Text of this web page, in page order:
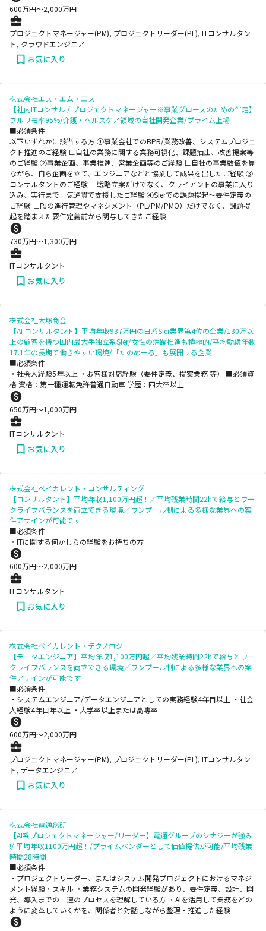
600万円〜2,000万円
プロジェクトマネージャー(PM), プロジェクトリーダー(PL), ITコンサルタン
ト, クラウドエンジニア
お気に入り
株式会社エス・エム・エス
【社内ITコンサル / プロジェクトマネージャー※事業グロースのための伴走】
フルリモ率95%/介護・ヘルスケア領域の自社開発企業/プライム上場
■必須条件
以下いずれかに該当する方 ①事業会社でのBPR/業務改善、システムプロジェ
クト推進のご経験 ∟自社の業務に関する業務可視化、課題抽出、改善提案等
のご経験 ②事業企画、事業推進、営業企画等のご経験 ∟自社の事業数値を見
ながら、自ら企画を立て、エンジニアなどと協業して成果を出したご経験 ③
コンサルタントのご経験 ∟戦略立案だけでなく、クライアントの事業に入り
込み、実行まで一気通貫で支援したご経験 ④SIerでの課題提起～要件定義の
ご経験 ∟PJの進行管理やマネジメント（PL/PM/PMO）だけでなく、課題提
起を踏まえた要件定義前から関与してきたご経験
730万円〜1,300万円
ITコンサルタント
お気に入り
株式会社大塚商会
【AI コンサルタント】平均年収937万円の日系SIer業界第4位の企業/130万以
上の顧客を持つ国内最大手独立系SIer/女性の活躍推進も積極的/平均勤続年数
17.1年の長期で働きやすい環境/「たのめーる」も展開する企業
■必須条件
・社会人経験5年以上 ・お客様対応経験（要件定義、提案業務 等） ■必須資
格 資格：第一種運転免許普通自動車 学歴：四大卒以上
650万円〜1,000万円
ITコンサルタント
お気に入り
株式会社ベイカレント・コンサルティング
【コンサルタント】平均年収1,100万円超！／平均残業時間22hで給与とワー
クライフバランスを両立できる環境／ワンプール制による多様な業界への案
件アサインが可能です
■必須条件
・ITに関する何かしらの経験をお持ちの方
600万円〜2,000万円
ITコンサルタント
お気に入り
株式会社ベイカレント・テクノロジー
【データエンジニア】平均年収1,100万円超／平均残業時間22hで給与とワー
クライフバランスを両立できる環境／ワンプール制による多様な業界への案
件アサインが可能です
■必須条件
・システムエンジニア/データエンジニアとしての実務経験4年目以上 ・社会
人経験4年目年以上 ・大学卒以上または高専卒
600万円〜2,000万円
プロジェクトマネージャー(PM), プロジェクトリーダー(PL), ITコンサルタン
ト, データエンジニア
お気に入り
株式会社電通総研
【AI系プロジェクトマネージャー/リーダー】電通グループのシナジーが強み
!/ 平均年収1100万円超！/プライムベンダーとして価値提供が可能/平均残業
時間28時間
■必須条件
・プロジェクトリーダー、またはシステム開発プロジェクトにおけるマネジ
メント経験・スキル ・業務システムの開発経験があり、要件定義、設計、開
発、導入までの一連のプロセスを理解している方 ・AIを活用して業務をどの
ように変革していくかを、関係者と対話しながら整理・推進した経験